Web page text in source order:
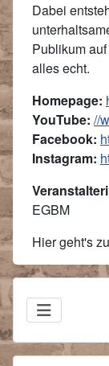
Dabei
Publikum
alles echt.
Homepage:
YouTube: //
Facebook:
Instagram:
EGBM
Hier geht's